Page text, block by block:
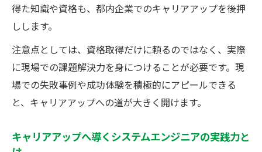
得た知識や資格も、都内企業でのキャリアアップを後押
しします。
注意点としては、資格取得だけに頼るのではなく、実際
に現場での課題解決力を身につけることが必要です。現
場での失敗事例や成功体験を積極的にアピールできる
と、キャリアアップへの道が大きく開けます。
キャリアアップへ導くシステムエンジニアの実践力と